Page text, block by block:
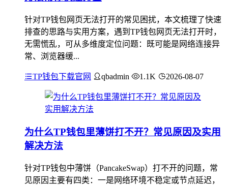
针对TP钱包网页无法打开的常见困扰，本文梳理了快速
排查的思路与实用方案，遇到TP钱包网页无法打开时，
无需慌乱，可从多维度定位问题：既可能是网络连接异
常、浏览器缓...
TP钱包下载官网 qbadmin 1.1K 2026-08-07
为什么TP钱包里薄饼打不开？常见原因及实用
解决方法
针对TP钱包中薄饼（PancakeSwap）打不开的问题，常
见原因主要有四类：一是网络环境不稳定或节点延迟，